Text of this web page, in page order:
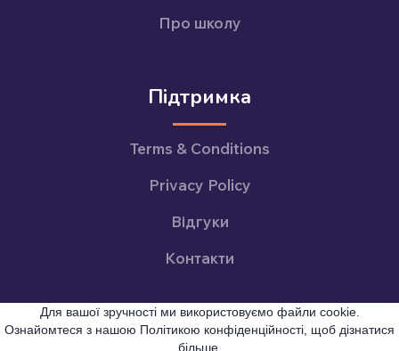
Про школу
Підтримка
Terms & Conditions
Privacy Policy
Відгуки
Контакти
Для вашої зручності ми використовуємо файли cookie.
Ознайомтеся з нашою Політикою конфіденційності, щоб дізнатися
більше.